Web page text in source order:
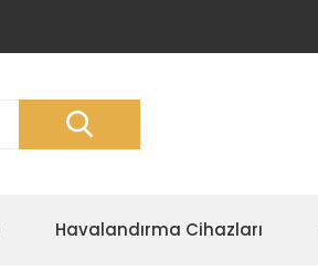
Havalandırma Cihazları